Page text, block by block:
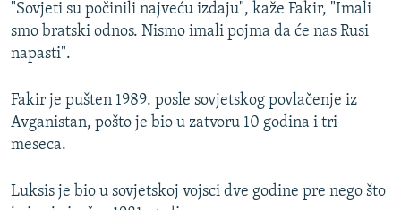
"Sovjeti su počinili najveću izdaju", kaže Fakir, "Imali
smo bratski odnos. Nismo imali pojma da će nas Rusi
napasti".
Fakir je pušten 1989. posle sovjetskog povlačenje iz
Avganistan, pošto je bio u zatvoru 10 godina i tri
meseca.
Luksis je bio u sovjetskoj vojsci dve godine pre nego što